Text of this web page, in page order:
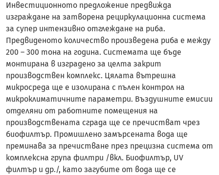
Инвестиционното предложение предвижда
изграждане на затворена рециркулационна система
за супер интензивно отглеждане на риба.
Предвиденото количество произведена риба е между
200 – 300 тона на година. Системата ще бъде
монтирана в изградено за целта закрит
производствен комплекс. Цялата вътрешна
микросреда ще е изолирана с пълен контрол на
микроклиматичните параметри. Въздушните емисии
отделяни от работните помещения на
производствената сграда ще се пречистват чрез
биофилтър. Промишлено замърсената вода ще
преминава за пречистване през прецизна система от
комплексна група филтри /вкл. Биофилтър, UV
филтър и др./, като загубите от вода ще се